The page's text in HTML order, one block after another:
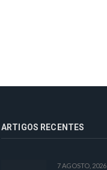
ARTIGOS RECENTES
7 AGOSTO, 2026